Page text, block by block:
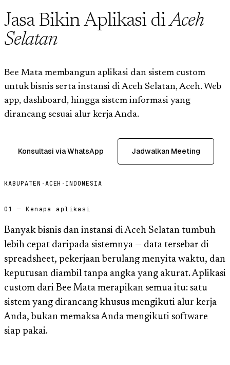
Jasa Bikin Aplikasi diAceh
Selatan
Bee Mata membangun aplikasi dan sistem custom
untuk bisnis serta instansi di Aceh Selatan, Aceh. Web
app, dashboard, hingga sistem informasi yang
dirancang sesuai alur kerja Anda.
Konsultasi via WhatsApp Jadwalkan Meeting
KABUPATEN ·ACEH · INDONESIA
01 — Kenapa aplikasi
Banyak bisnis dan instansi di Aceh Selatan tumbuh
lebih cepat daripada sistemnya — data tersebar di
spreadsheet, pekerjaan berulang menyita waktu, dan
keputusan diambil tanpa angka yang akurat. Aplikasi
custom dari Bee Mata merapikan semua itu: satu
sistem yang dirancang khusus mengikuti alur kerja
Anda, bukan memaksa Anda mengikuti software
siap pakai.